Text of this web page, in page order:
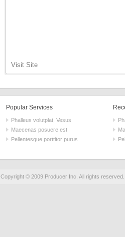
Visit Site
Popular Services
Phalleus volutplat, Vesus
Maecenas posuere est
Pellentesque porttitor purus
Copyright © 2009 Producer Inc. All rights reserved.